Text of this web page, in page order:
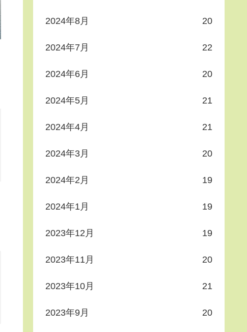
2024年8月 20
2024年7月 22
2024年6月 20
2024年5月 21
2024年4月 21
2024年3月 20
2024年2月 19
2024年1月 19
2023年12月 19
2023年11月 20
2023年10月 21
2023年9月 20